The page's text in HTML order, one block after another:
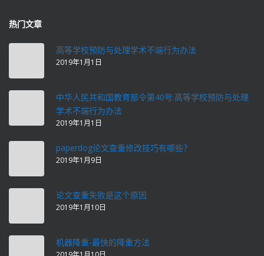
热门文章
高等学校预防与处理学术不端行为办法
2019年1月1日
中华人民共和国教育部令第40号:高等学校预防与处理
学术不端行为办法
2019年1月1日
paperdog论文查重修改技巧有哪些？
2019年1月9日
论文查重失败是这个原因
2019年1月10日
机器降重-最快的降重方法